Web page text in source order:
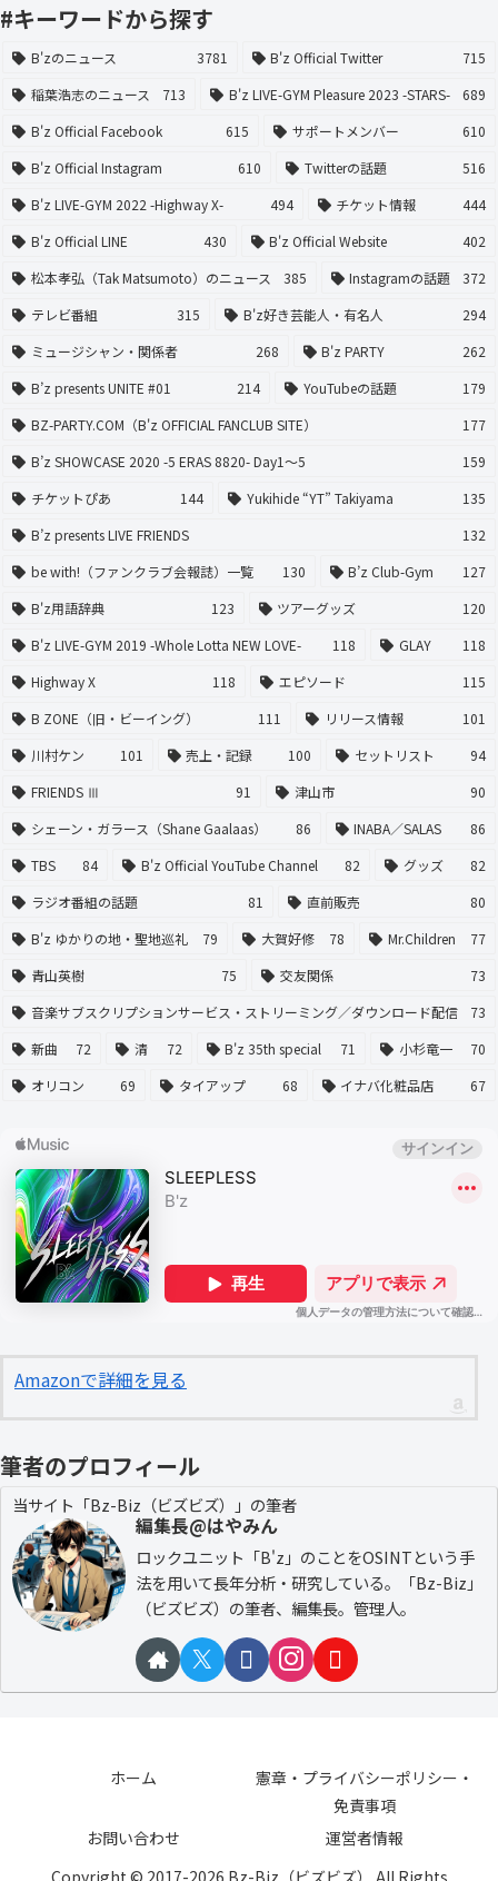
#キーワードから探す
B'zのニュース 3781 B'z Official Twitter
715
稲葉浩志のニュース
713 B'z LIVE-GYM Pleasure 2023 -STARS-
689
B'z Official Facebook
615 サポートメンバー
610
B'z Official Instagram
610 Twitterの話題
516
B'z LIVE-GYM 2022 -Highway X-
494 チケット情報
444
B'z Official LINE
430 B'z Official Website
402
松本孝弘（Tak Matsumoto）のニュース
385 Instagramの話題
372
テレビ番組
315 B'z好き芸能人・有名人
294
ミュージシャン・関係者
268 B'z PARTY
262
B’z presents UNITE #01
214 YouTubeの話題
179
BZ-PARTY.COM（B'z OFFICIAL FANCLUB SITE）
177
B’z SHOWCASE 2020 -5 ERAS 8820- Day1〜5
159
チケットぴあ
144 Yukihide “YT” Takiyama
135
B’z presents LIVE FRIENDS
132
be with!（ファンクラブ会報誌）一覧
130 B’z Club-Gym
127
B'z用語辞典
123 ツアーグッズ
120
B'z LIVE-GYM 2019 -Whole Lotta NEW LOVE-
118 GLAY
118
Highway X
118 エピソード
115
B ZONE（旧・ビーイング）
111 リリース情報
101
川村ケン
101 売上・記録 100 セットリスト
94
FRIENDS Ⅲ
91 津山市
90
シェーン・ガラース（Shane Gaalaas）
86 INABA／SALAS
86
TBS
84 B'z Official YouTube Channel 82 グッズ
82
ラジオ番組の話題
81 直前販売
80
B'z ゆかりの地・聖地巡礼
79 大賀好修 78 Mr.Children
77
青山英樹
75 交友関係
73
音楽サブスクリプションサービス・ストリーミング／ダウンロード配信
73
新曲
72 清 72 B'z 35th special 71 小杉竜一
70
オリコン
69 タイアップ 68 イナバ化粧品店 67
Amazonで詳細を見る
筆者のプロフィール
当サイト「Bz-Biz（ビズビズ）」の筆者
編集長@はやみん
ロックユニット「B'z」のことをOSINTという手
法を用いて長年分析・研究している。「Bz-Biz」
（ビズビズ）の筆者、編集長。管理人。
ホーム
憲章・プライバシーポリシー・
免責事項
お問い合わせ
運営者情報